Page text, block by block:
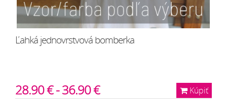
Ľahká jednovrstvová bomberka
Kúpiť
28.90 € - 36.90 €